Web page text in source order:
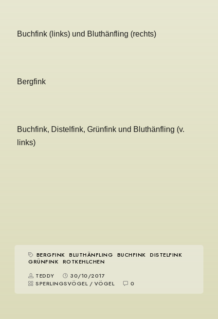
Buchfink (links) und Bluthänfling (rechts)
Bergfink
Buchfink, Distelfink, Grünfink und Bluthänfling (v.
links)
BERGFINK BLUTHÄNFLING BUCHFINK DISTELFINK
GRÜNFINK ROTKEHLCHEN
TEDDY
30/10/2017
SPERLINGSVÖGEL / VÖGEL 0